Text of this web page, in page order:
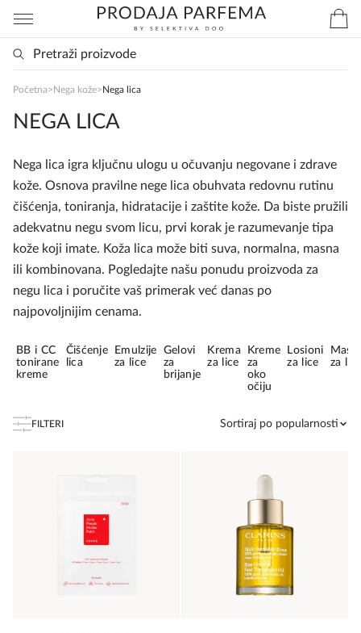
Početna> Nega kože> Nega lica
NEGA LICA
Nega lica igra ključnu ulogu u očuvanju negovane i zdrave
kože. Osnova pravilne nege lica obuhvata redovnu rutinu
čišćenja, toniranja, hidratacije i zaštite kože. Da biste pružili
adekvatnu negu svom licu, prvi korak je razumevanje tipa
kože koji imate. Koža lica može biti suva, normalna, masna
ili kombinovana. Pogledajte našu ponudu proizvoda za
negu lica i poručite vaš primerak već danas po
najpovoljnijim cenama.
BB i CC
tonirane
kreme
Čišćenje
lica
Emulzije
za lice
Gelovi
za
brijanje
Krema
za lice
Kreme
za
oko
očiju
Losioni
za lice
za lice
FILTERI Sortiraj po popularnosti
Online
Zdravo, tu sam da Vam pomognem da
sva ostala pitanja?